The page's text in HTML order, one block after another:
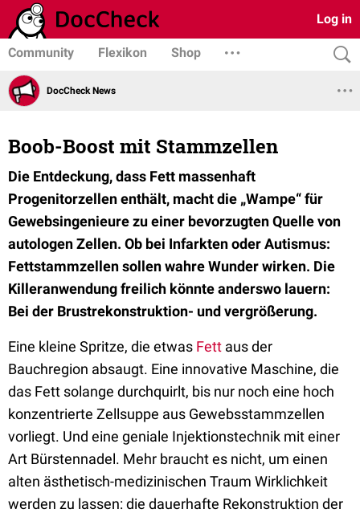
Log in
Community Flexikon Shop
DocCheck News
Boob-Boost mit Stammzellen
Die Entdeckung, dass Fett massenhaft
Progenitorzellen enthält, macht die „Wampe“ für
Gewebsingenieure zu einer bevorzugten Quelle von
autologen Zellen. Ob bei Infarkten oder Autismus:
Fettstammzellen sollen wahre Wunder wirken. Die
Killeranwendung freilich könnte anderswo lauern:
Bei der Brustrekonstruktion- und vergrößerung.
Eine kleine Spritze, die etwas Fett aus der
Bauchregion absaugt. Eine innovative Maschine, die
das Fett solange durchquirlt, bis nur noch eine hoch
konzentrierte Zellsuppe aus Gewebsstammzellen
vorliegt. Und eine geniale Injektionstechnik mit einer
Art Bürstennadel. Mehr braucht es nicht, um einen
alten ästhetisch-medizinischen Traum Wirklichkeit
werden zu lassen: die dauerhafte Rekonstruktion der